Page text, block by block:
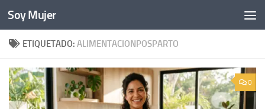
Bajo el contenido
Soy Mujer
ETIQUETADO: ALIMENTACIONPOSPARTO
0